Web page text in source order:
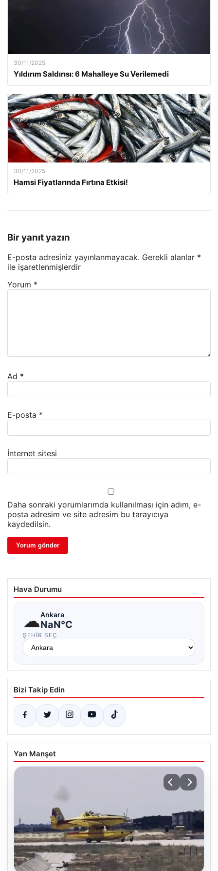
30/11/2025
Yıldırım Saldırısı: 6 Mahalleye Su Verilemedi
30/11/2025
Hamsi Fiyatlarında Fırtına Etkisi!
Bir yanıt yazın
E-posta adresiniz yayınlanmayacak. Gerekli alanlar *
ile işaretlenmişlerdir
Yorum *
Ad *
E-posta *
İnternet sitesi
Daha sonraki yorumlarımda kullanılması için adım, e-
posta adresim ve site adresim bu tarayıcıya
kaydedilsin.
Hava Durumu
☁Ankara
NaN°C
ŞEHIR SEÇ
Bizi Takip Edin
Yan Manşet